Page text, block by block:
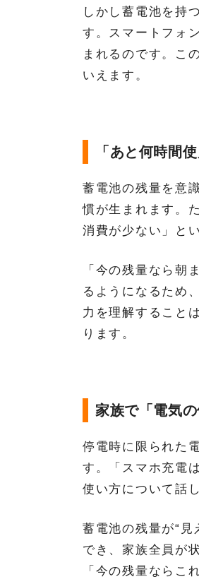
しかし蓄電池を持
す。スマートフォ
まれるのです。こ
いえます。
「あと何時間
蓄電池の残量を意
慣が生まれます。
消費が少ない」と
「今の残量なら朝
るようになるため
力を理解すること
ります。
家族で「電気
停電時に限られた
す。「スマホ充電
使い方について話
蓄電池の残量が“
でき、家族全員が
「今の残量ならこ